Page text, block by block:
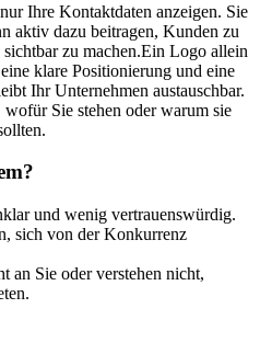
Ihre Kontaktdaten anzeigen. Sie
aktiv dazu beitragen, Kunden zu
zu machen.Ein Logo allein
klare Positionierung und eine
Ihr Unternehmen austauschbar.
Sie stehen oder warum sie
und wenig vertrauenswürdig.
sich von der Konkurrenz
an Sie oder verstehen nicht,